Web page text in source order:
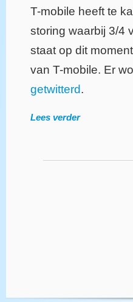
T-mobile heeft te
storing waarbij 3/4
staat op dit
van T-mobile. Er
getwitterd.
Lees verder